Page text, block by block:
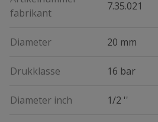
fabrikant
7.35.021
Diameter 20 mm
Drukklasse 16 bar
Diameter inch 1/2 ''